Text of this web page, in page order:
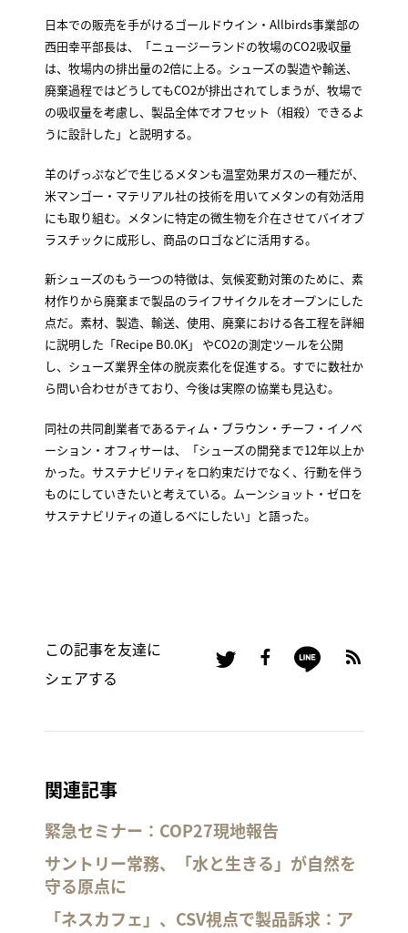
日本での販売を手がけるゴールドウイン・Allbirds事業部の
西田幸平部長は、「ニュージーランドの牧場のCO2吸収量
は、牧場内の排出量の2倍に上る。シューズの製造や輸送、
廃棄過程ではどうしてもCO2が排出されてしまうが、牧場で
の吸収量を考慮し、製品全体でオフセット（相殺）できるよ
うに設計した」と説明する。
羊のげっぷなどで生じるメタンも温室効果ガスの一種だが、
米マンゴー・マテリアル社の技術を用いてメタンの有効活用
にも取り組む。メタンに特定の微生物を介在させてバイオプ
ラスチックに成形し、商品のロゴなどに活用する。
新シューズのもう一つの特徴は、気候変動対策のために、素
材作りから廃棄まで製品のライフサイクルをオープンにした
点だ。素材、製造、輸送、使用、廃棄における各工程を詳細
に説明した「Recipe B0.0K」 やCO2の測定ツールを公開
し、シューズ業界全体の脱炭素化を促進する。すでに数社か
ら問い合わせがきており、今後は実際の協業も見込む。
同社の共同創業者であるティム・ブラウン・チーフ・イノベ
ーション・オフィサーは、「シューズの開発まで12年以上か
かった。サステナビリティを口約束だけでなく、行動を伴う
ものにしていきたいと考えている。ムーンショット・ゼロを
サステナビリティの道しるべにしたい」と語った。
この記事を友達に
シェアする
関連記事
緊急セミナー：COP27現地報告
サントリー常務、「水と生きる」が自然を
守る原点に
「ネスカフェ」、CSV視点で製品訴求：ア